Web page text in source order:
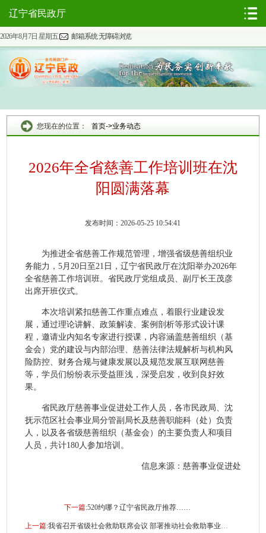
2026年8月7日 星期五 邮箱系统无障碍浏览
辽宁省民政厅
您现在的位置： 首页->业务动态
2026年全省慈善工作培训班在沈
阳圆满落幕
发布时间：2026-05-25 10:54:41
为推进全省慈善工作规范管理，增强省级慈善组织业
务能力，5 月 20 日至 21 日，辽宁省民政厅在沈阳举办2026年
全省慈善工作培训班。省民政厅党组成员、副厅长王茂彦
出席开班仪式。
本次培训紧扣慈善工作重点难点，着眼行业建设发
展，通过理论讲解、政策解读、案例剖析等形式设计课
程，邀请业内知名专家进行授课，内容涵盖慈善组织（基
金会）党的建设与内部治理、慈善法律法规解析与机构风
险防控、财务合规与健康发展以及规范发展互联网慈善
等，学员们纷纷表示受益匪浅，深受启发，收到良好效
果。
省民政厅慈善事业促进处工作人员，各市民政局、沈
抚示范区社会事业局分管副局长及慈善职能科（处）负责
人，以及各省级慈善组织（基金会）的主要负责人和项目
人员，共计180 人参加培训。
信息来源：慈善事业促进处
下一篇:520约哪？辽宁省民政厅推荐……
上一篇:我省召开省级社会救助联席会议 部署推动社会救助事业高质量发展